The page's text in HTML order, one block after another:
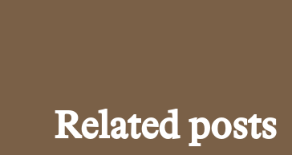
Related posts